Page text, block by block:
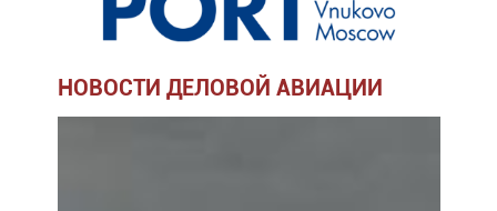
НОВОСТИ ДЕЛОВОЙ АВИАЦИИ